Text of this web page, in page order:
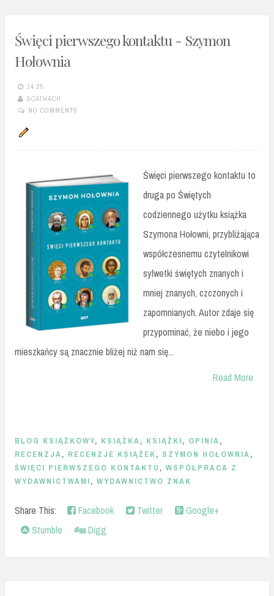
Święci pierwszego kontaktu - Szymon
Hołownia
14:25
SCATHACH
NO COMMENTS
Święci pierwszego kontaktu to
druga po Świętych
codziennego użytku książka
Szymona Hołowni, przybliżająca
współczesnemu czytelnikowi
sylwetki świętych znanych i
mniej znanych, czczonych i
zapomnianych. Autor zdaje się
przypominać, że niebo i jego
mieszkańcy są znacznie bliżej niż nam się...
Read More
BLOG KSIĄŻKOWY, KSIĄŻKA, KSIĄŻKI, OPINIA,
RECENZJA, RECENZJE KSIĄŻEK, SZYMON HOŁOWNIA,
ŚWIĘCI PIERWSZEGO KONTAKTU , WSPÓŁPRACA Z
WYDAWNICTWAMI, WYDAWNICTWO ZNAK
Share This: Facebook Twitter
Google+
Stumble
Digg